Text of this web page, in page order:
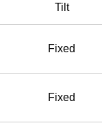
Tilt
Fixed
Fixed